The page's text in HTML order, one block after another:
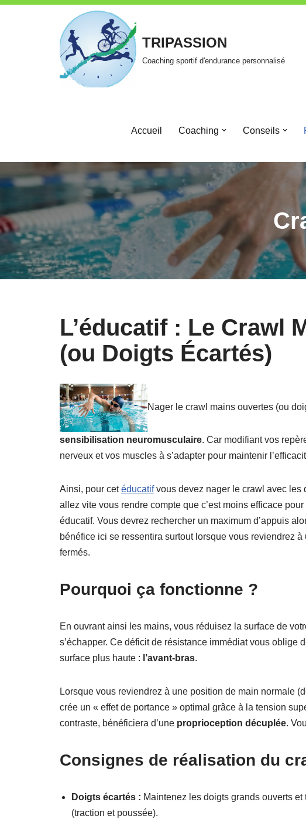
TRIPASSION
Coaching sportif d'endurance personnalisé
Accueil Coaching Conseils
L’éducatif : Le Crawl
(ou Doigts Écartés)
Nager le crawl mains ouvertes (ou
sensibilisation neuromusculaire. Car modifiant vos
nerveux et vos muscles à s’adapter pour maintenir
Ainsi, pour cetéducatifvous devez nager le crawl avec les
allez vite vous rendre compte que c’est moins efficace
éducatif. Vous devrez rechercher un maximum d’appuis
bénéfice ici se ressentira surtout lorsque vous reviendrez
fermés.
Pourquoi ça fonctionne ?
En ouvrant ainsi les mains, vous réduisez la surface de
s’échapper. Ce déficit de résistance immédiat vous oblige
surface plus haute : l’avant-bras.
Lorsque vous reviendrez à une position de main normale
crée un « effet de portance » optimal grâce à la tension
contraste, bénéficiera d’une proprioception décuplée.
Consignes de réalisation du
Doigts écartés : Maintenez les doigts grands ouverts
(traction et poussée).